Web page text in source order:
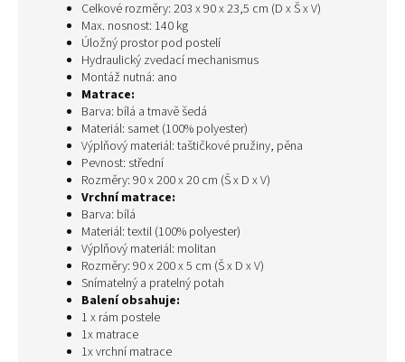
Celkové rozměry: 203 x 90 x 23,5 cm (D x Š x V)
Max. nosnost: 140 kg
Úložný prostor pod postelí
Hydraulický zvedací mechanismus
Montáž nutná: ano
Matrace:
Barva: bílá a tmavě šedá
Materiál: samet (100% polyester)
Výplňový materiál: taštičkové pružiny, pěna
Pevnost: střední
Rozměry: 90 x 200 x 20 cm (Š x D x V)
Vrchní matrace:
Barva: bílá
Materiál: textil (100% polyester)
Výplňový materiál: molitan
Rozměry: 90 x 200 x 5 cm (Š x D x V)
Snímatelný a pratelný potah
Balení obsahuje:
1 x rám postele
1x matrace
1x vrchní matrace